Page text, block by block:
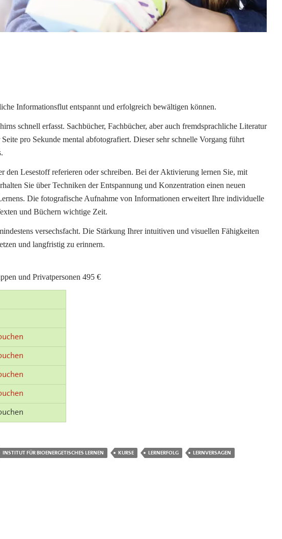
Informationsflut entspannt und erfolgreich bewältigen können.
schnell erfasst. Sachbücher, Fachbücher, aber auch fremdsprachliche Literatur
pro Sekunde mental abfotografiert. Dieser sehr schnelle Vorgang führt
Lesestoff referieren oder schreiben. Bei der Aktivierung lernen Sie, mit
Sie über Techniken der Entspannung und Konzentration einen neuen
Die fotografische Aufnahme von Informationen erweitert Ihre individuelle
und Büchern wichtige Zeit.
versechsfacht. Die Stärkung Ihrer intuitiven und visuellen Fähigkeiten
und langfristig zu erinnern.
und Privatpersonen 495 €
INSTITUT FÜR BIOENERGETISCHES LERNEN KURSE LERNERFOLG
LERNVERSAGEN